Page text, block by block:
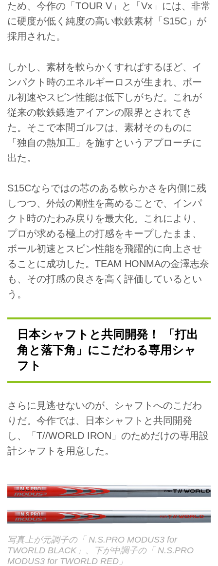
ため、今作の「TOUR V」と「Vx」には、非常
に硬度が低く純度の高い軟鉄素材「S15C」が
採用された。
しかし、素材を軟らかくすればするほど、イ
ンパクト時のエネルギーロスが生まれ、ボー
ル初速やスピン性能は低下しがちだ。これが
従来の軟鉄鍛造アイアンの限界とされてき
た。そこで本間ゴルフは、素材そのものに
「独自の熱加工」を施すというアプローチに
出た。
S15Cならではの芯のある軟らかさを内側に残
しつつ、外殻の剛性を高めることで、インパ
クト時のたわみ戻りを最大化。これにより、
プロが求める極上の打感をキープしたまま、
ボール初速とスピン性能を飛躍的に向上させ
ることに成功した。TEAM HONMAの金澤志奈
も、その打感の良さを高く評価しているとい
う。
日本シャフトと共同開発！ 「打出
角と落下角」にこだわる専用シャ
フト
さらに見逃せないのが、シャフトへのこだわ
りだ。今作では、日本シャフトと共同開発
し、「T//WORLD IRON」のためだけの専用設
計シャフトを用意した。
写真上が元調子の「 N.S.PRO MODUS3 for
TWORLD BLACK」、下が中調子の「 N.S.PRO
MODUS3 for TWORLD RED」